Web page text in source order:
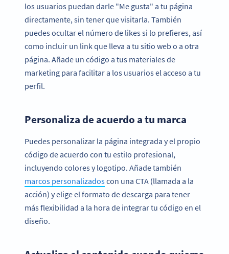
los usuarios puedan darle "Me gusta" a tu página
directamente, sin tener que visitarla. También
puedes ocultar el número de likes si lo prefieres, así
como incluir un link que lleva a tu sitio web o a otra
página. Añade un código a tus materiales de
marketing para facilitar a los usuarios el acceso a tu
perfil.
Personaliza de acuerdo a tu marca
Puedes personalizar la página integrada y el propio
código de acuerdo con tu estilo profesional,
incluyendo colores y logotipo. Añade también
marcos personalizadoscon una CTA (llamada a la
acción) y elige el formato de descarga para tener
más flexibilidad a la hora de integrar tu código en el
diseño.